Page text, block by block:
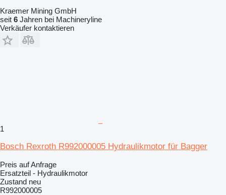
Kraemer Mining GmbH
seit 6 Jahren bei Machineryline
Verkäufer kontaktieren
1
Bosch Rexroth R992000005 Hydraulikmotor für Bagger
Preis auf Anfrage
Ersatzteil - Hydraulikmotor
Zustand neu
R992000005